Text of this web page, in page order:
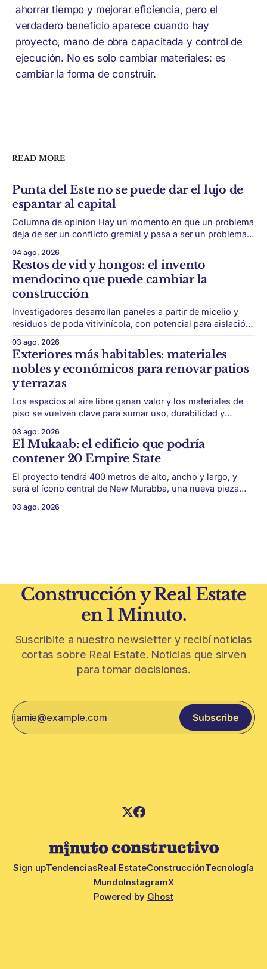
ahorrar tiempo y mejorar eficiencia, pero el
verdadero beneficio aparece cuando hay
proyecto, mano de obra capacitada y control de
ejecución. No es solo cambiar materiales: es
cambiar la forma de construir.
READ MORE
Punta del Este no se puede dar el lujo de
espantar al capital
Columna de opinión Hay un momento en que un problema
deja de ser un conflicto gremial y pasa a ser un problema
sin rodeos: lo que está en juego en Punta del Este no es
una obra, ni una temporada,
04 ago. 2026
Restos de vid y hongos: el invento
mendocino que puede cambiar la
construcción
Investigadores desarrollan paneles a partir de micelio y
residuos de poda vitivinícola, con potencial para aislación
puede convertir un residuo vitivinícola en un material de
construcción. El desarrollo parte de restos de poda de vid
y micelio, la parte vegetativa de los
03 ago. 2026
Exteriores más habitables: materiales
nobles y económicos para renovar patios
y terrazas
Los espacios al aire libre ganan valor y los materiales de
piso se vuelven clave para sumar uso, durabilidad y
y terrazas se volvieron protagonistas de la vivienda.
Después de años en los que el exterior era visto como un
plus,
03 ago. 2026
El Mukaab: el edificio que podría
contener 20 Empire State
El proyecto tendrá 400 metros de alto, ancho y largo, y
será el ícono central de New Murabba, una nueva pieza
avanza con una de las obras más ambiciosas del
03 ago. 2026
Construcción y Real Estate
en 1 Minuto.
Suscribite a nuestro newsletter y recibí noticias
cortas sobre Real Estate. Noticias que sirven
para tomar decisiones.
Subscribe
Sign upTendenciasReal EstateConstrucciónTecnología
MundoInstagramX
Powered by Ghost